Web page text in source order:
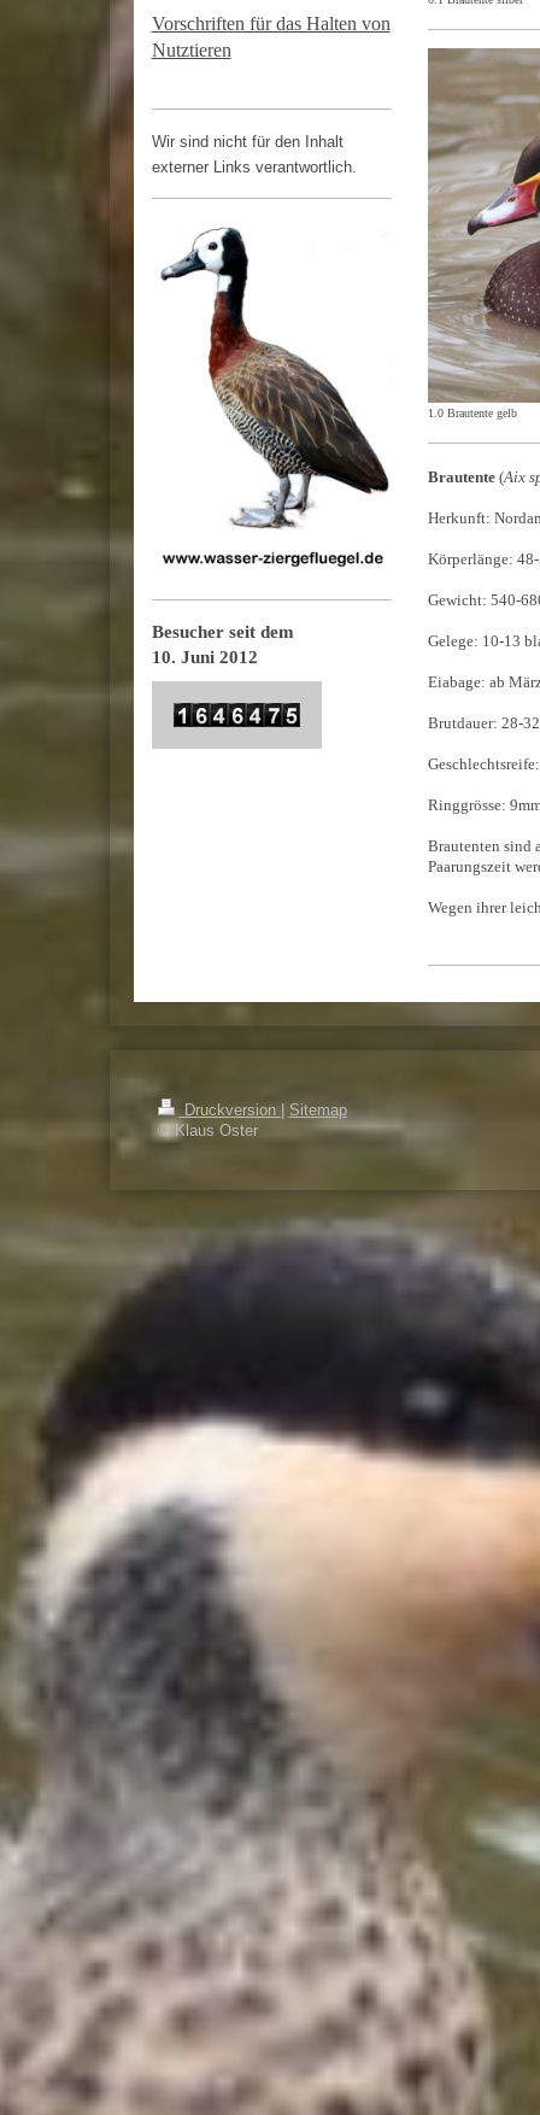
1.0 Brautente gelb
Brautente(Aix
Herkunft:
Körperlänge :
Gewicht: 540-
Gelege: 10-13
Eiabage: ab
Brutdauer: 28-
Ringgrösse:
Brautenten sind
Paarungszeit
Wegen ihrer
Vorschriften für das Halten von
Nutztieren
Wir sind nicht für den Inhalt
externer Links verantwortlich.
Besucher seit dem
10. Juni 2012
Druckversion
Sitemap
© Klaus Oster